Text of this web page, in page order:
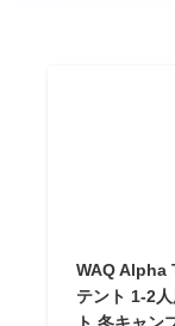
WAQ Alpha
テント 1-2
ト 冬キャン